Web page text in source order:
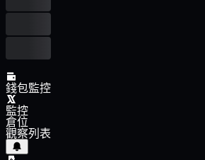
錢包監控
監控
倉位
觀察列表